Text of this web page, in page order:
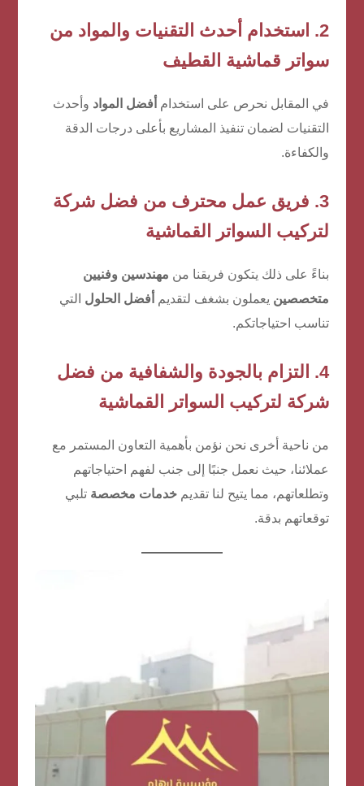
2. استخدام أحدث التقنيات والمواد من
سواتر قماشية القطيف
في المقابل نحرص على استخدام أفضل المواد وأحدث
التقنيات لضمان تنفيذ المشاريع بأعلى درجات الدقة
والكفاءة.
3. فريق عمل محترف من
فضل شركة
لتركيب السواتر القماشية
بناءً على ذلك يتكون فريقنا من مهندسين وفنيين
متخصصين يعملون بشغف لتقديم أفضل الحلول التي
تناسب احتياجاتكم.
4. التزام بالجودة والشفافية من
فضل
شركة لتركيب السواتر القماشية
من ناحية أخرى نحن نؤمن بأهمية التعاون المستمر مع
عملائنا، حيث نعمل جنبًا إلى جنب لفهم احتياجاتهم
وتطلعاتهم، مما يتيح لنا تقديم خدمات مخصصة تلبي
توقعاتهم بدقة.